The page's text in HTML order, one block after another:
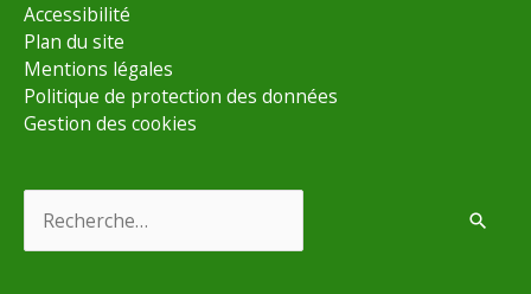
Accessibilité
Plan du site
Mentions légales
Politique de protection des données
Gestion des cookies